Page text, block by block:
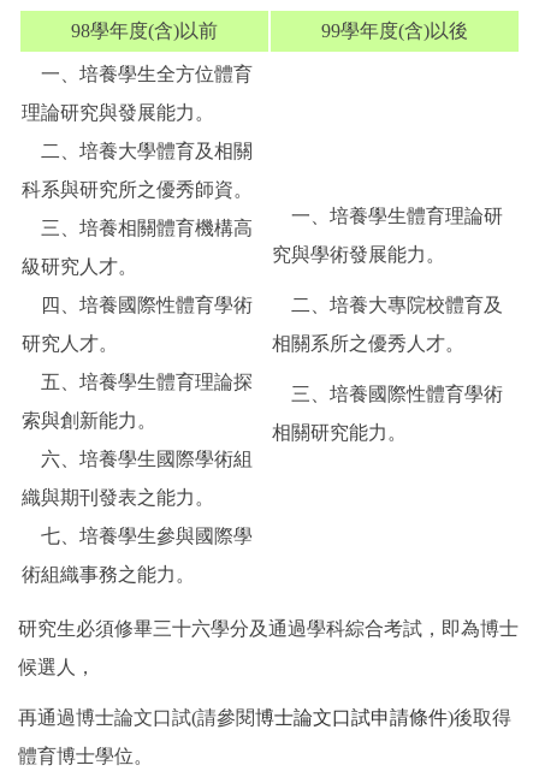
98學年度(含)以前 99學年度(含)以後
一、培養學生全方位體育
理論研究與發展能力。
二、培養大學體育及相關
科系與研究所之優秀師資。
三、培養相關體育機構高
級研究人才。
四、培養國際性體育學術
研究人才。
五、培養學生體育理論探
索與創新能力。
六、培養學生國際學術組
織與期刊發表之能力。
七、培養學生參與國際學
術組織事務之能力。
一、培養學生體育理論研
究與學術發展能力。
二、培養大專院校體育及
相關系所之優秀人才。
三、培養國際性體育學術
相關研究能力。
研究生必須修畢三十六學分及通過學科綜合考試，即為博士
候選人，
再通過博士論文口試(請參閱博士論文口試申請條件)後取得
體育博士學位。